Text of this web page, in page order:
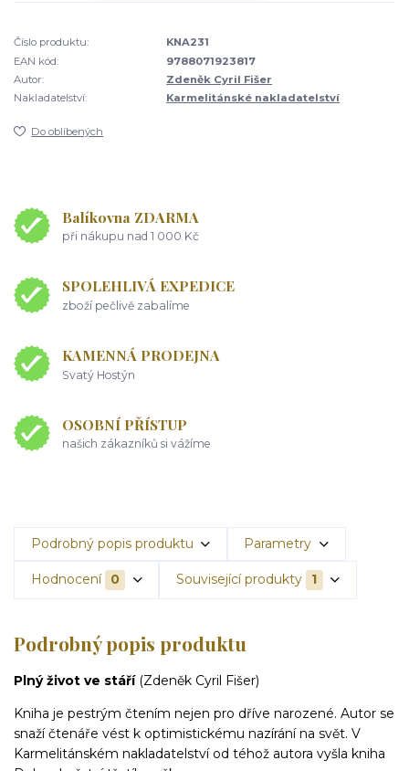
Číslo produktu:
KNA231
EAN kód:
9788071923817
Autor:
Zdeněk Cyril Fišer
Nakladatelství:
Karmelitánské nakladatelství
Do oblíbených
Balíkovna ZDARMA
při nákupu nad 1 000 Kč
SPOLEHLIVÁ EXPEDICE
zboží pečlivě zabalíme
KAMENNÁ PRODEJNA
Svatý Hostýn
OSOBNÍ PŘÍSTUP
našich zákazníků si vážíme
Podrobný popis produktu Parametry
Hodnocení 0 Související produkty 1
Podrobný popis produktu
Plný život ve stáří (Zdeněk Cyril Fišer)
Kniha je pestrým čtením nejen pro dříve narozené. Autor se
snaží čtenáře vést k optimistickému nazírání na svět. V
Karmelitánském nakladatelství od téhož autora vyšla kniha